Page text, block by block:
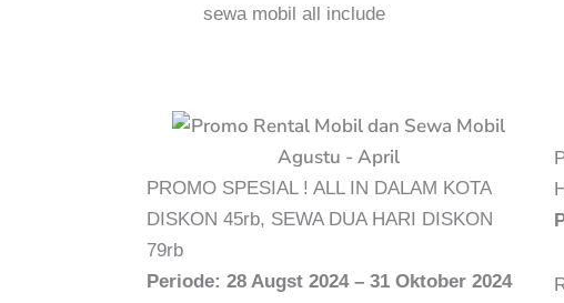
sewa mobil all include
PROMO SPESIAL ! ALL IN DALAM KOTA
DISKON 45rb, SEWA DUA HARI DISKON
79rb
Periode: 28 Augst 2024 – 31 Oktober 2024